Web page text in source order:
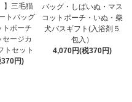
】三毛猫
トバッグ
トポーチ
ージカ
トセット
円)
バッグ・しばいぬ・マス
コットポーチ・いぬ・柴
犬バスギフト(入浴剤５
包入）
4,070円(税370円)